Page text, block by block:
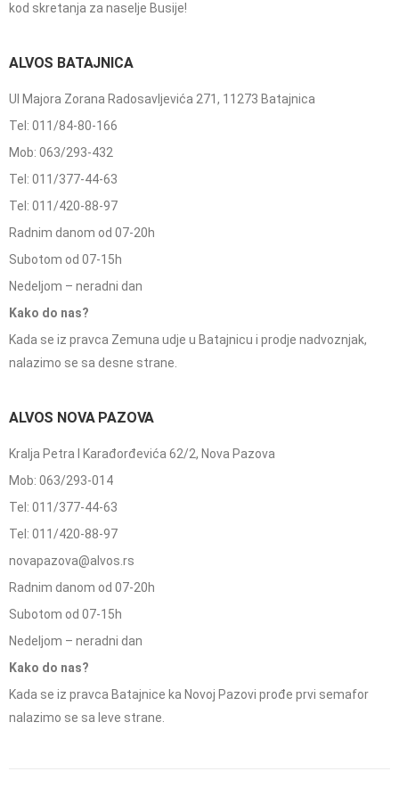
kod skretanja za naselje Busije!
ALVOS BATAJNICA
Ul Majora Zorana Radosavljevića 271, 11273 Batajnica
Tel: 011/84-80-166
Mob: 063/293-432
Tel: 011/377-44-63
Tel: 011/420-88-97
Radnim danom od 07-20h
Subotom od 07-15h
Nedeljom – neradni dan
Kako do nas?
Kada se iz pravca Zemuna udje u Batajnicu i prodje nadvoznjak,
nalazimo se sa desne strane.
ALVOS NOVA PAZOVA
Kralja Petra I Karađorđevića 62/2, Nova Pazova
Mob: 063/293-014
Tel: 011/377-44-63
Tel: 011/420-88-97
novapazova@alvos.rs
Radnim danom od 07-20h
Subotom od 07-15h
Nedeljom – neradni dan
Kako do nas?
Kada se iz pravca Batajnice ka Novoj Pazovi prođe prvi semafor
nalazimo se sa leve strane.